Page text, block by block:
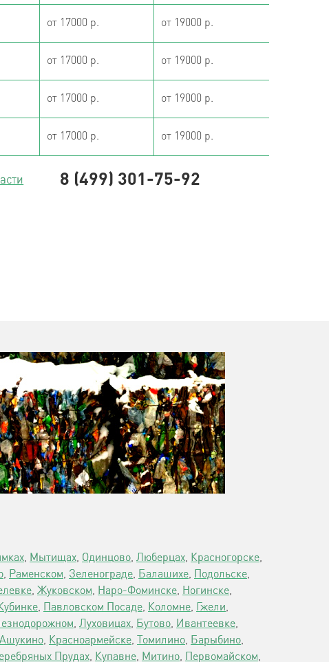
от 17000 р. от 19000 р.
от 17000 р. от 19000 р.
от 17000 р. от 19000 р.
от 17000 р. от 19000 р.
8 (499) 301-75-92
, Мытищах, Одинцово, Люберцах, Красногорске,
, Раменском, Зеленограде, Балашихе, Подольске,
, Жуковском, Наро-Фоминске, Ногинске,
Кубинке, Павловском Посаде, Коломне, Гжели,
, Луховицах, Бутово, Ивантеевке,
Ашукино, Красноармейске, Томилино, Барыбино,
Прудах, Купавне, Митино, Первомайском,